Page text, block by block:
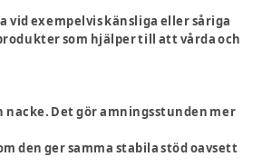
vid exempelvis känsliga eller såriga
som hjälper till att vårda och
Det gör amningsstunden mer
den ger samma stabila stöd oavsett